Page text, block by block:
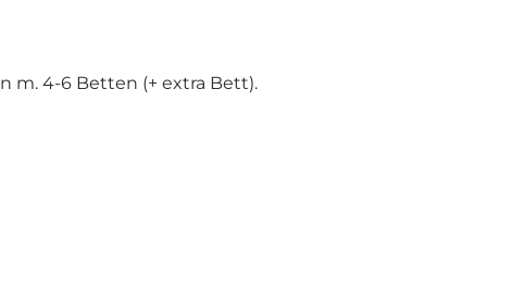
m. 4-6 Betten (+ extra Bett).